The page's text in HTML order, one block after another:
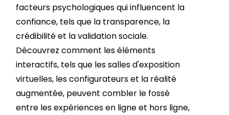
facteurs psychologiques qui influencent la
confiance, tels que la transparence, la
crédibilité et la validation sociale.
Découvrez comment les éléments
interactifs, tels que les salles d'exposition
virtuelles, les configurateurs et la réalité
augmentée, peuvent combler le fossé
entre les expériences en ligne et hors ligne,